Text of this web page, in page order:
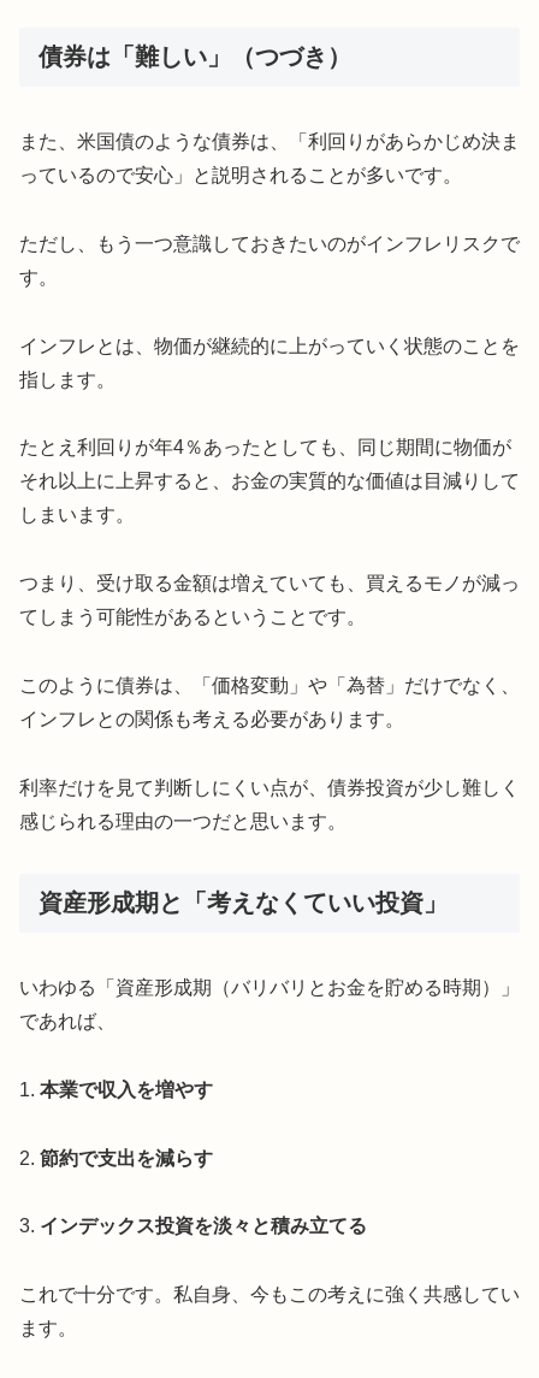
債券は「難しい」（つづき）
また、米国債のような債券は、「利回りがあらかじめ決ま
っているので安心」と説明されることが多いです。
ただし、もう一つ意識しておきたいのがインフレリスクで
す。
インフレとは、物価が継続的に上がっていく状態のことを
指します。
たとえ利回りが年4％あったとしても、同じ期間に物価が
それ以上に上昇すると、お金の実質的な価値は目減りして
しまいます。
つまり、受け取る金額は増えていても、買えるモノが減っ
てしまう可能性があるということです。
このように債券は、「価格変動」や「為替」だけでなく、
インフレとの関係も考える必要があります。
利率だけを見て判断しにくい点が、債券投資が少し難しく
感じられる理由の一つだと思います。
資産形成期と「考えなくていい投資」
いわゆる「資産形成期（バリバリとお金を貯める時期）」
であれば、
1. 本業で収入を増やす
2. 節約で支出を減らす
3. インデックス投資を淡々と積み立てる
これで十分です。私自身、今もこの考えに強く共感してい
ます。